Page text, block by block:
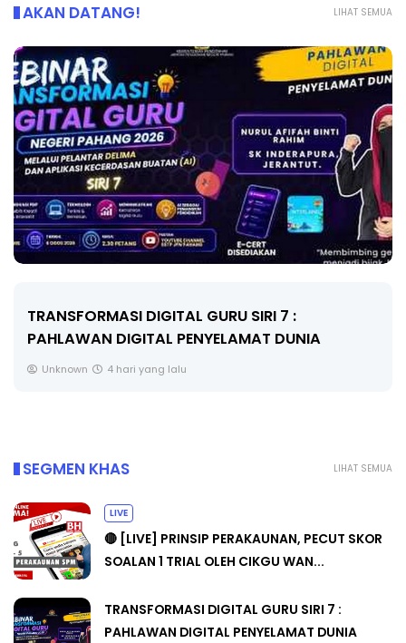
LIHAT SEMUA
AKAN DATANG!
MAJLIS ANUGERAH FFK (FESTIVAL LENSA
PENDIDIKAN - FLeP) 2026
Unknown 5 hari yang lalu
LIHAT SEMUA
SEGMEN KHAS
LIVE
🔴 [LIVE] PRINSIP PERAKAUNAN, PECUT SKOR
SOALAN 1 TRIAL OLEH CIKGU WAN...
TRANSFORMASI DIGITAL GURU SIRI 7 :
PAHLAWAN DIGITAL PENYELAMAT DUNIA